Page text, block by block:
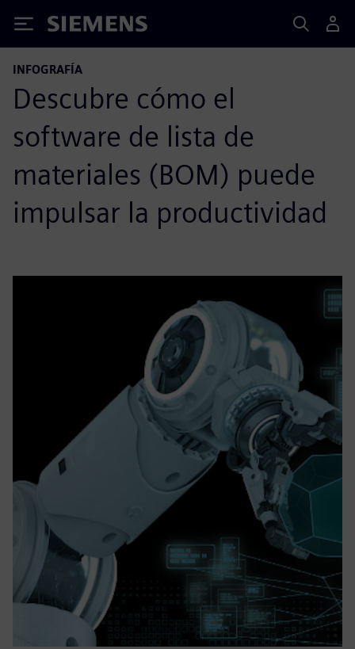
Siemens
INFOGRAFÍA
Descubre cómo el
software de lista de
materiales (BOM) puede
impulsar la productividad